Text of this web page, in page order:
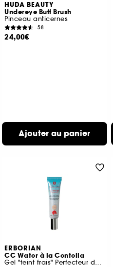
HUDA BEAUTY
Undereye Buff Brush
Pinceau anticernes
58
24,00€
Ajouter au panier
ERBORIAN
CC Water à la Centella
Gel "teint frais" Perfecteur de peau